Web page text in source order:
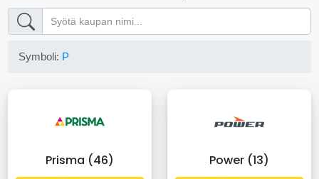
Symboli: P
Prisma (46) Power (13)